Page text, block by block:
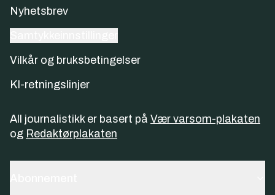
Nyhetsbrev
Vilkår og bruksbetingelser
KI-retningslinjer
All journalistikk er basert på Vær varsom-plakaten
og Redaktørplakaten